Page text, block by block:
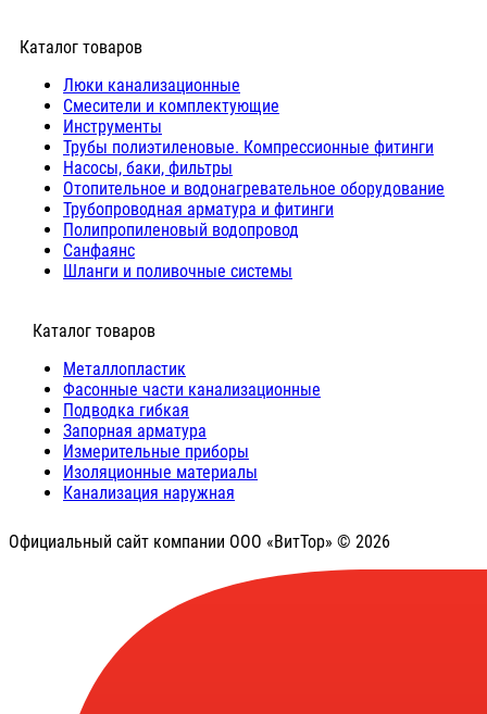
Каталог товаров
Люки канализационные
Cмесители и комплектующие
Инструменты
Трубы полиэтиленовые. Компрессионные фитинги
Насосы, баки, фильтры
Отопительное и водонагревательное оборудование
Трубопроводная арматура и фитинги
Полипропиленовый водопровод
Санфаянс
Шланги и поливочные системы
⠀Каталог товаров
Металлопластик
Фасонные части канализационные
Подводка гибкая
Запорная арматура
Измерительные приборы
Изоляционные материалы
Канализация наружная
Официальный сайт компании ООО «ВитТор» © 2026